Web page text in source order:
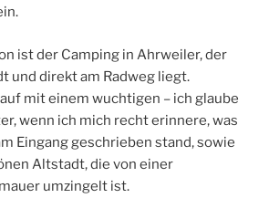
ist der Camping in Ahrweiler, der
und direkt am Radweg liegt.
mit einem wuchtigen – ich glaube
wenn ich mich recht erinnere, was
Eingang geschrieben stand, sowie
Altstadt, die von einer
umzingelt ist.